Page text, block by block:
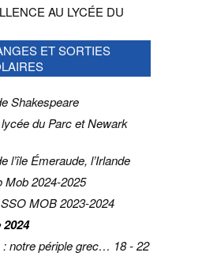
AU LYCÉE DU
ET SORTIES
Shakespeare
du Parc et Newark
l’île Émeraude, l’Irlande
Mob 2024-2025
MOB 2023-2024
2024
: notre périple grec… 18 - 22